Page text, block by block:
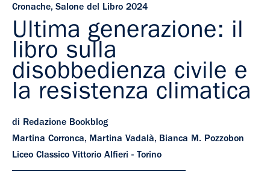
Cronache, Salone del Libro 2024
Ultima generazione: il
libro sulla
disobbedienza civile e
la resistenza climatica
di Redazione Bookblog
Martina Corronca, Martina Vadalà, Bianca M. Pozzobon
Liceo Classico Vittorio Alfieri - Torino